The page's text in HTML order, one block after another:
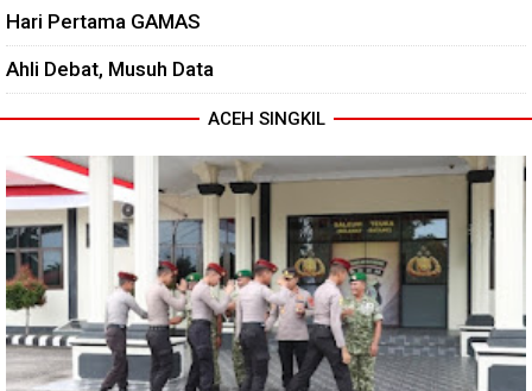
Hari Pertama GAMAS
Ahli Debat, Musuh Data
ACEH SINGKIL